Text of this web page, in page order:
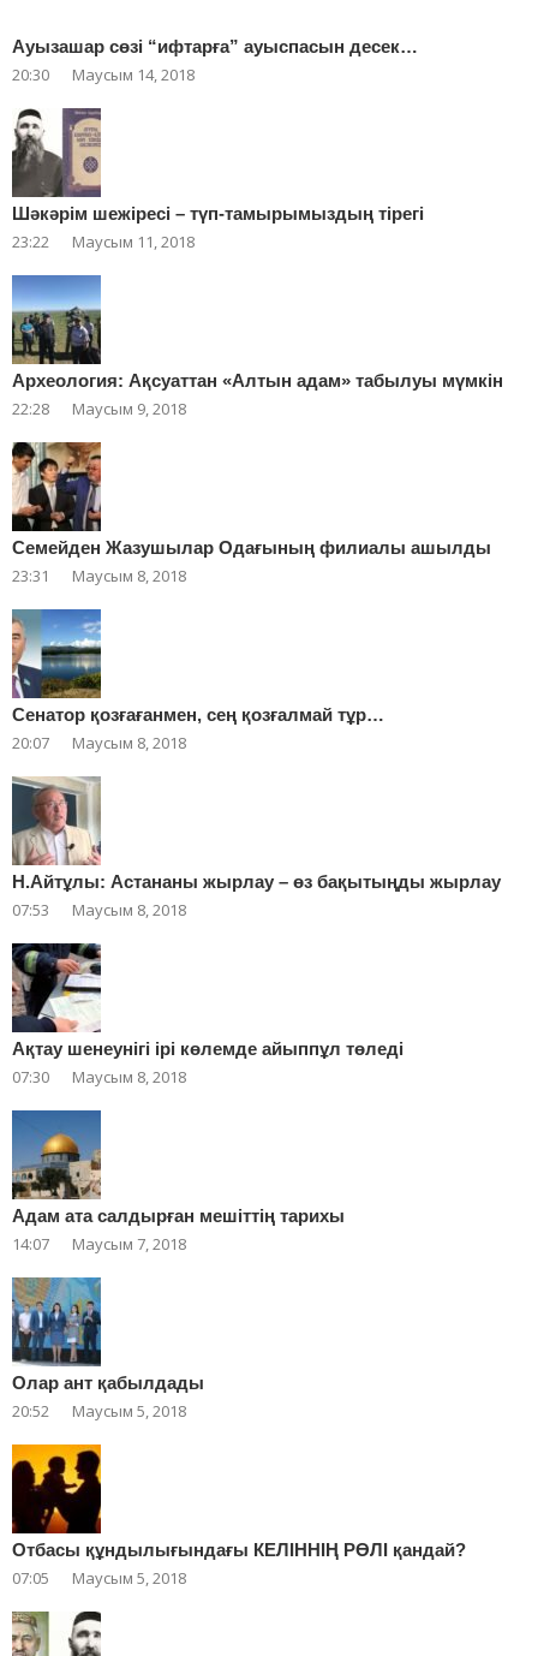
Ауызашар сөзі “ифтарға” ауыспасын десек…
20:30 Маусым 14, 2018
Шәкәрім шежіресі – түп-тамырымыздың тірегі
23:22 Маусым 11, 2018
Археология: Ақсуаттан «Алтын адам» табылуы мүмкін
22:28 Маусым 9, 2018
Cемейден Жазушылар Одағының филиалы ашылды
23:31 Маусым 8, 2018
Сенатор қозғағанмен, сең қозғалмай тұр…
20:07 Маусым 8, 2018
Н.Айтұлы: Астананы жырлау – өз бақытыңды жырлау
07:53 Маусым 8, 2018
Ақтау шенеунігі ірі көлемде айыппұл төледі
07:30 Маусым 8, 2018
Адам ата салдырған мешіттің тарихы
14:07 Маусым 7, 2018
Олар ант қабылдады
20:52 Маусым 5, 2018
Отбасы құндылығындағы КЕЛІННІҢ РӨЛІ қандай?
07:05 Маусым 5, 2018